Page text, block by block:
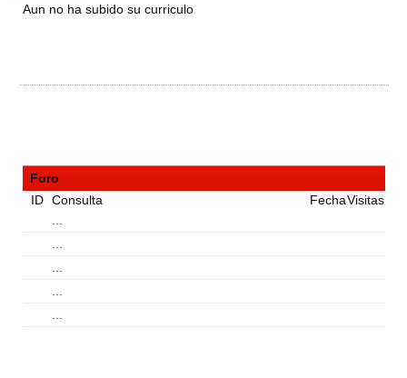
Aun no ha subido su curriculo
Foro
ID Consulta FechaVisitas